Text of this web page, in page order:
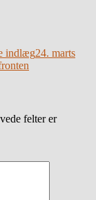
indlæg24. marts
felter er